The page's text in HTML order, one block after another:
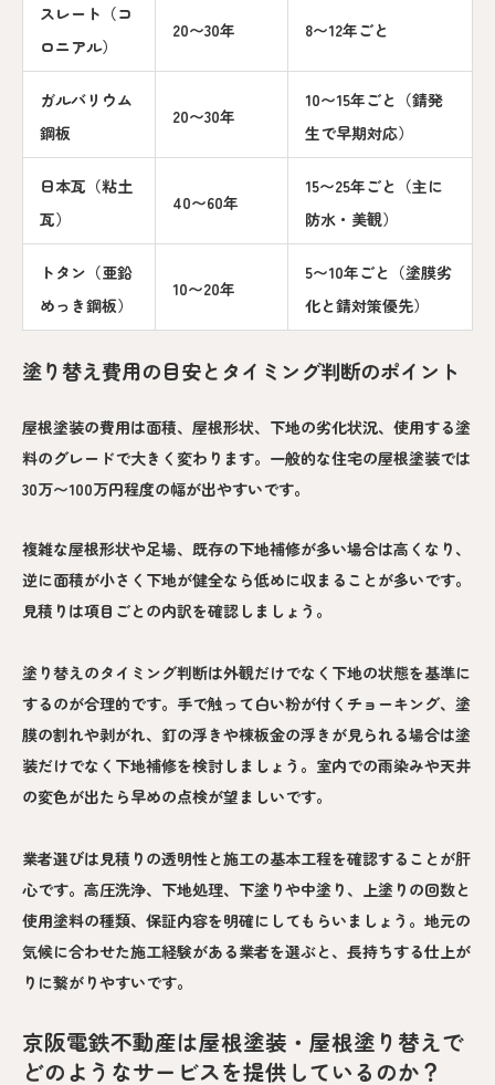
スレート（コ
ロニアル）
20〜30年 8〜12年ごと
ガルバリウム
鋼板
20〜30年
10〜15年ごと（錆発
生で早期対応）
日本瓦（粘土
瓦）
40〜60年
15〜25年ごと（主に
防水・美観）
トタン（亜鉛
めっき鋼板）
10〜20年
5〜10年ごと（塗膜劣
化と錆対策優先）
塗り替え費用の目安とタイミング判断のポイント
屋根塗装の費用は面積、屋根形状、下地の劣化状況、使用する塗
料のグレードで大きく変わります。一般的な住宅の屋根塗装では
30万〜100万円程度の幅が出やすいです。
複雑な屋根形状や足場、既存の下地補修が多い場合は高くなり、
逆に面積が小さく下地が健全なら低めに収まることが多いです。
見積りは項目ごとの内訳を確認しましょう。
塗り替えのタイミング判断は外観だけでなく下地の状態を基準に
するのが合理的です。手で触って白い粉が付くチョーキング、塗
膜の割れや剥がれ、釘の浮きや棟板金の浮きが見られる場合は塗
装だけでなく下地補修を検討しましょう。室内での雨染みや天井
の変色が出たら早めの点検が望ましいです。
業者選びは見積りの透明性と施工の基本工程を確認することが肝
心です。高圧洗浄、下地処理、下塗りや中塗り、上塗りの回数と
使用塗料の種類、保証内容を明確にしてもらいましょう。地元の
気候に合わせた施工経験がある業者を選ぶと、長持ちする仕上が
りに繋がりやすいです。
京阪電鉄不動産は屋根塗装・屋根塗り替えで
どのようなサービスを提供しているのか？